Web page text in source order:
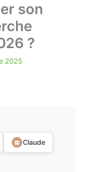
son
?
2025
Claude